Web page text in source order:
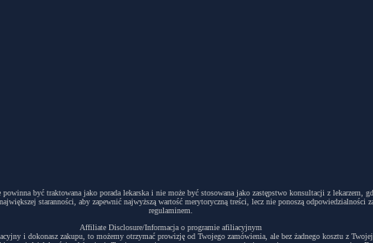
być traktowana jako porada lekarska i nie może być stosowana jako zastępstwo konsultacji z
staranności, aby zapewnić najwyższą wartość merytoryczną treści, lecz nie ponoszą
regulaminem.
Affiliate Disclosure/Informacja o programie afiliacyjnym
i dokonasz zakupu, to możemy otrzymać prowizję od Twojego zamówienia, ale bez żadnego kosztu z